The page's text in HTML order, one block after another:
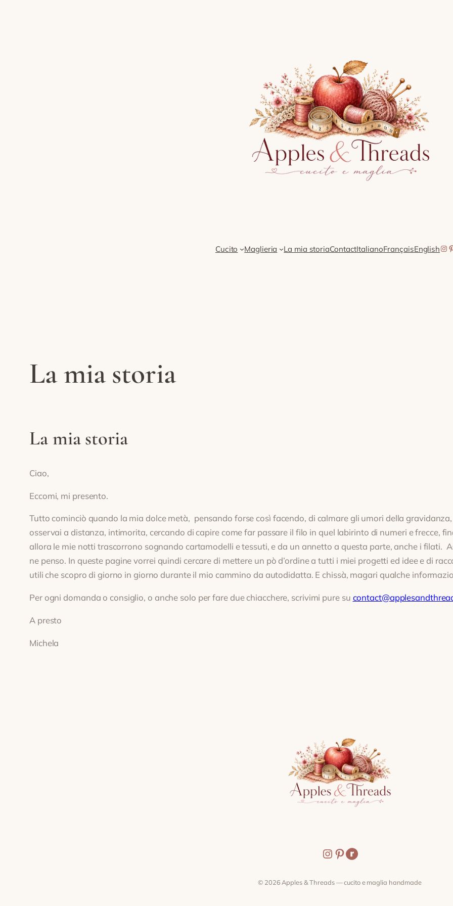
Cucito Maglieria La mia storiaContactItalianoFrançaisEnglish
La mia storia
La mia storia
Ciao,
Eccomi, mi presento.
Tutto cominciò quando la mia dolce metà, pensando forse così facendo, di calmare gli umori della
osservai a distanza, intimorita, cercando di capire come far passare il filo in quel labirinto di numeri e frecce,
allora le mie notti trascorrono sognando cartamodelli e tessuti, e da un annetto a questa parte, anche i filati.
ne penso. In queste pagine vorrei quindi cercare di mettere un pò d’ordine a tutti i miei progetti ed idee e di
utili che scopro di giorno in giorno durante il mio cammino da autodidatta. E chissà, magari qualche
Per ogni domanda o consiglio, o anche solo per fare due chiacchere, scrivimi pure su
A presto
Michela
Instagram
Pinterest
Icona condividi
© 2026 Apples & Threads — cucito e maglia handmade